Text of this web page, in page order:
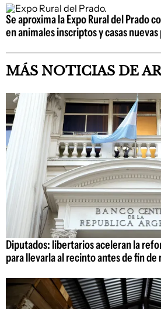
Se aproxima la Expo Rural del Prado
en animales inscriptos y casas
MÁS NOTICIAS DE
Diputados: libertarios aceleran la
para llevarla al recinto antes de fin de